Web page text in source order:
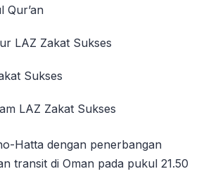
Qur’an
LAZ Zakat Sukses
Sukses
LAZ Zakat Sukses
Hatta dengan penerbangan
transit di Oman pada pukul 21.50